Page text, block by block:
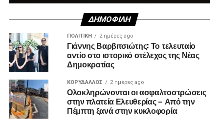
ΔΗΜΟΦΙΛΉ
ΠΟΛΙΤΙΚΉ 2 ημέρες ago
Γιάννης Βαρβιτσιώτης: Το τελευταίο
αντίο στο ιστορικό στέλεχος της Νέας
Δημοκρατίας
ΚΟΡΥΔΑΛΛΟΣ 2 ημέρες ago
Ολοκληρώνονται οι ασφαλτοστρώσεις
στην πλατεία Ελευθερίας – Από την
Πέμπτη ξανά στην κυκλοφορία